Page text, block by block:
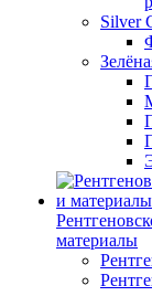
Silver
материалы